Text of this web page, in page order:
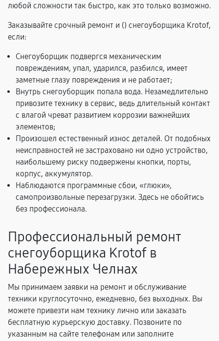
любой сложности так быстро, как это только возможно.
Заказывайте срочный ремонт и () снегоуборщика Krotof,
если:
Снегоуборщик подвергся механическим
повреждениям, упал, ударился, разбился, имеет
заметные глазу повреждения и не работает;
Внутрь снегоуборщик попала вода. Незамедлительно
привозите технику в сервис, ведь длительный контакт
с влагой чреват развитием коррозии важнейших
элементов;
Произошел естественный износ деталей. От подобных
неисправностей не застраховано ни одно устройство,
наибольшему риску подвержены кнопки, порты,
корпус, аккумулятор.
Наблюдаются программные сбои, «глюки»,
самопроизвольные перезагрузки. Здесь не обойтись
без профессионала.
Профессиональный ремонт
снегоуборщика Krotof в
Набережных Челнах
Мы принимаем заявки на ремонт и обслуживание
техники круглосуточно, ежедневно, без выходных. Вы
можете привезти нам технику лично или заказать
бесплатную курьерскую доставку. Позвоните по
указанным на сайте телефонам или заполните